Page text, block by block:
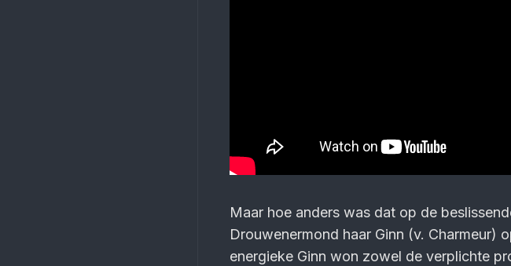
Maar hoe anders was dat op de
Drouwenermond haar Ginn (v. Charmeur)
energieke Ginn won zowel de verplichte